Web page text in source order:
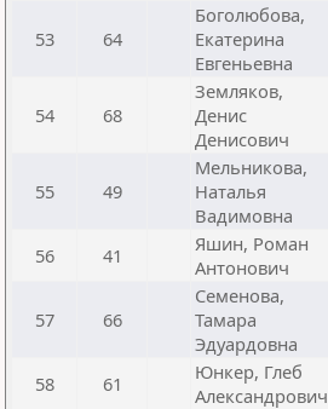
53 64
Боголюбова,
Екатерина
Евгеньевна
54 68
Земляков,
Денис
Денисович
55 49
Мельникова,
Наталья
Вадимовна
56 41
Яшин, Роман
Антонович
57 66
Семенова,
Тамара
Эдуардовна
58 61
Юнкер, Глеб
Александрович